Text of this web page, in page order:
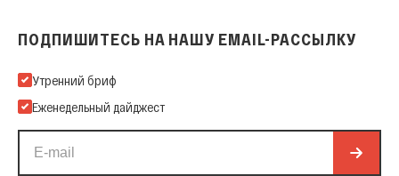
ПОДПИШИТЕСЬ НА НАШУ EMAIL-РАССЫЛКУ
Подпишитесь на нашу Email-рассылку
Утренний бриф
Еженедельный дайджест